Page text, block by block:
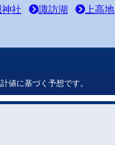
神社 諏訪湖 上高地
値に基づく予想です。